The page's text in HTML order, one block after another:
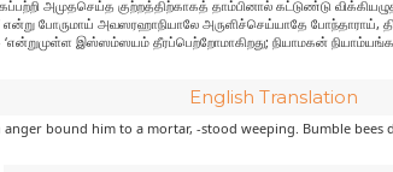
அமுதசெய்த குற்றத்திற்காகத் தாம்பினால் கட்டுண்டு
என்று போருமாய் அவஸரஹாநியாலே அருளிச்செய்யாதே
இஸ்ஸம்ஸயம் தீரப்பெற்றோமாகிறது; நியாமகன்
English Translation
bound him to a mortar, -stood weeping. Bumble